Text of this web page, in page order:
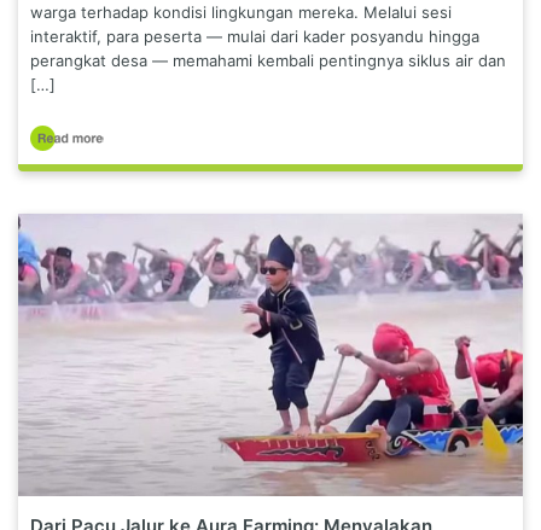
warga terhadap kondisi lingkungan mereka. Melalui sesi
interaktif, para peserta — mulai dari kader posyandu hingga
perangkat desa — memahami kembali pentingnya siklus air dan
[…]